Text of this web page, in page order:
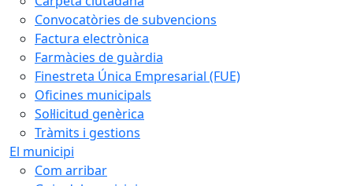
Convocatòries de subvencions
Factura electrònica
Farmàcies de guàrdia
Finestreta Única Empresarial (FUE)
Oficines municipals
Sol·licitud genèrica
Tràmits i gestions
El municipi
Com arribar